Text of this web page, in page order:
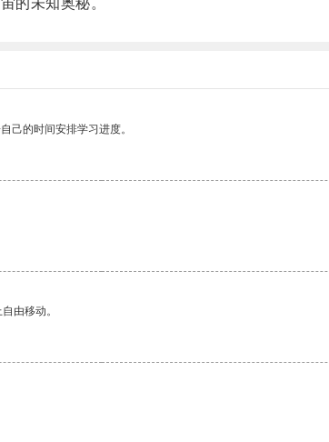
的未知奥秘。
己的时间安排学习进度。
由移动。